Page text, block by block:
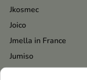
Jkosmec
Joico
Jmella in France
Jumiso